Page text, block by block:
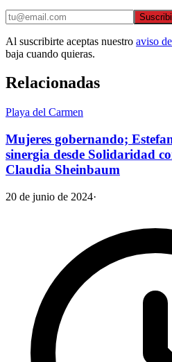
Al suscribirte aceptas nuestro aviso
baja cuando quieras.
Relacionadas
Playa del Carmen
Mujeres gobernando;
sinergia desde Solidaridad
Claudia Sheinbaum
20 de junio de 2024·